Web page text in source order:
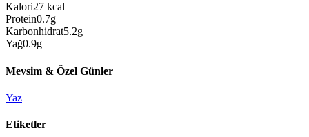
Kalori27 kcal
Protein0.7g
Karbonhidrat5.2g
Yağ0.9g
Mevsim & Özel Günler
Yaz
Etiketler